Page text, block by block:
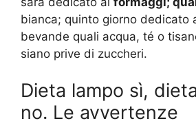
bianca; quinto giorno dedicato
bevande quali acqua, té o
siano prive di zuccheri.
Dieta lampo sì,
no. Le avvertenze